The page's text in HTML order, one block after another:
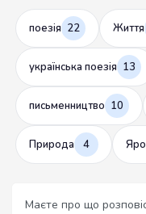
поезія 22 Життя
українська поезія 13
письменництво 10
Природа 4
Маєте про що